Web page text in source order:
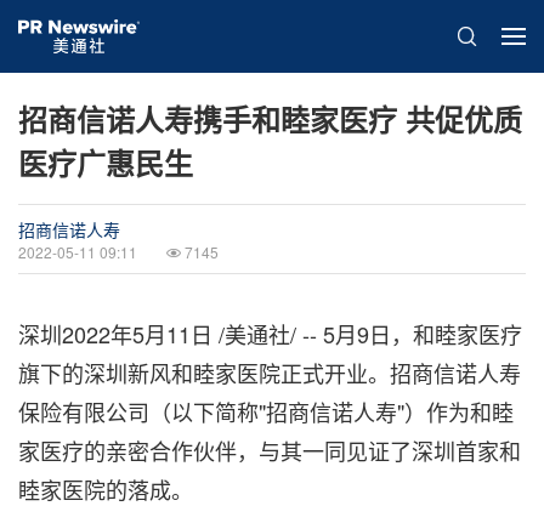
招商信诺人寿携手和睦家医疗 共促优质
医疗广惠民生
招商信诺人寿
2022-05-11 09:11 7145
深圳2022年5月11日 /美通社/ -- 5月9日，和睦家医疗
旗下的深圳新风和睦家医院正式开业。招商信诺人寿
保险有限公司（以下简称"招商信诺人寿"）作为和睦
家医疗的亲密合作伙伴，与其一同见证了深圳首家和
睦家医院的落成。